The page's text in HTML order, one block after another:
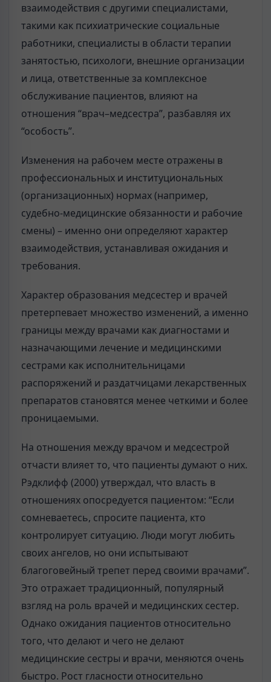
взаимодействия с другими специалистами,
такими как психиатрические социальные
работники, специалисты в области терапии
занятостью, психологи, внешние организации
и лица, ответственные за комплексное
обслуживание пациентов, влияют на
отношения “врач–медсестра”, разбавляя их
“особость”.
Изменения на рабочем месте отражены в
профессиональных и институциональных
(организационных) нормах (например,
судебно-медицинские обязанности и рабочие
смены) – именно они определяют характер
взаимодействия, устанавливая ожидания и
требования.
Характер образования медсестер и врачей
претерпевает множество изменений, а именно
границы между врачами как диагностами и
назначающими лечение и медицинскими
сестрами как исполнительницами
распоряжений и раздатчицами лекарственных
препаратов становятся менее четкими и более
проницаемыми.
На отношения между врачом и медсестрой
отчасти влияет то, что пациенты думают о них.
Рэдклифф (2000) утверждал, что власть в
отношениях опосредуется пациентом: “Если
сомневаетесь, спросите пациента, кто
контролирует ситуацию. Люди могут любить
своих ангелов, но они испытывают
благоговейный трепет перед своими врачами”.
Это отражает традиционный, популярный
взгляд на роль врачей и медицинских сестер.
Однако ожидания пациентов относительно
того, что делают и чего не делают
медицинские сестры и врачи, меняются очень
быстро. Рост гласности относительно